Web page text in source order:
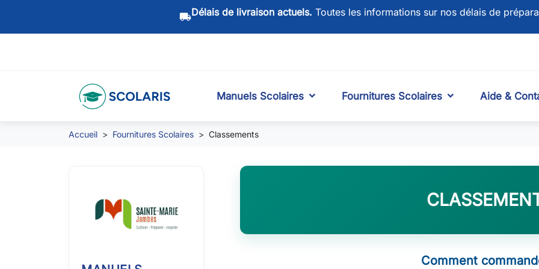
local_shippingDélais de livraison actuels. Toutes les informations sur nos délais de
Manuels Scolaires Fournitures Scolaires Aide &
Accueil Fournitures Scolaires Classements
Comment